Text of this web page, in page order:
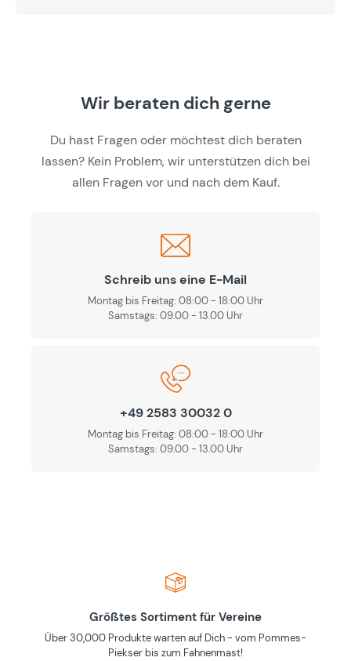
Wir beraten dich gerne
Du hast Fragen oder möchtest dich beraten
lassen? Kein Problem, wir unterstützen dich bei
allen Fragen vor und nach dem Kauf.
Schreib uns eine E-Mail
Montag bis Freitag: 08:00 - 18:00 Uhr
Samstags: 09.00 - 13.00 Uhr
+49 2583 30032 0
Montag bis Freitag: 08:00 - 18:00 Uhr
Samstags: 09.00 - 13.00 Uhr
Größtes Sortiment für Vereine
Über 30,000 Produkte warten auf Dich - vom Pommes-
Piekser bis zum Fahnenmast!